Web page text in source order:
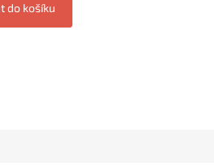
do košíku